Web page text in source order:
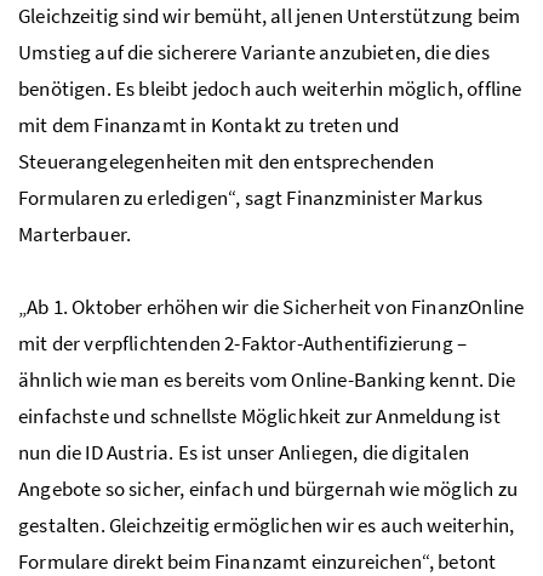
Gleichzeitig sind wir bemüht, all jenen Unterstützung beim
Umstieg auf die sicherere Variante anzubieten, die dies
benötigen. Es bleibt jedoch auch weiterhin möglich, offline
mit dem Finanzamt in Kontakt zu treten und
Steuerangelegenheiten mit den entsprechenden
Formularen zu erledigen“, sagt Finanzminister Markus
Marterbauer.
„Ab 1. Oktober erhöhen wir die Sicherheit von FinanzOnline
mit der verpflichtenden 2-Faktor-Authentifizierung –
ähnlich wie man es bereits vom Online-Banking kennt. Die
einfachste und schnellste Möglichkeit zur Anmeldung ist
nun die ID Austria. Es ist unser Anliegen, die digitalen
Angebote so sicher, einfach und bürgernah wie möglich zu
gestalten. Gleichzeitig ermöglichen wir es auch weiterhin,
Formulare direkt beim Finanzamt einzureichen“, betont